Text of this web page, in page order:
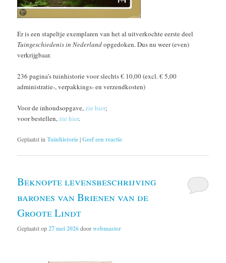
Er is een stapeltje exemplaren van het al uitverkochte eerste deel
Tuingeschiedenis in Nederlandopgedoken. Dus nu weer (even)
verkrijgbaar.
236 pagina’s tuinhistorie voor slechts € 10,00 (excl. € 5,00
administratie-, verpakkings- en verzendkosten)
Voor de inhoudsopgave,zie hier;
voor bestellen,zie hier.
Geplaatst inTuinhistorie|Geef een reactie
Beknopte levensbeschrijving
barones van Brienen van de
Groote Lindt
Geplaatst op27 mei 2026doorwebmaster